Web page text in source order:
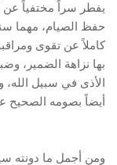
يفطر سراً مختفياً عن
حفظ الصيام، مهما
كاملاً عن تقوى
بها نزاهة الضمير،
الأذى في سبيل الله،
أيضاً بصومه الصحيح
ومن أجمل ما دونته